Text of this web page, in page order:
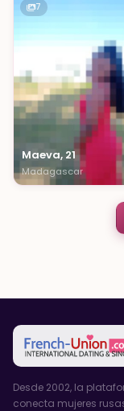
7
Maeva, 21
Madagascar
Desde 2002, la
conecta mujeres